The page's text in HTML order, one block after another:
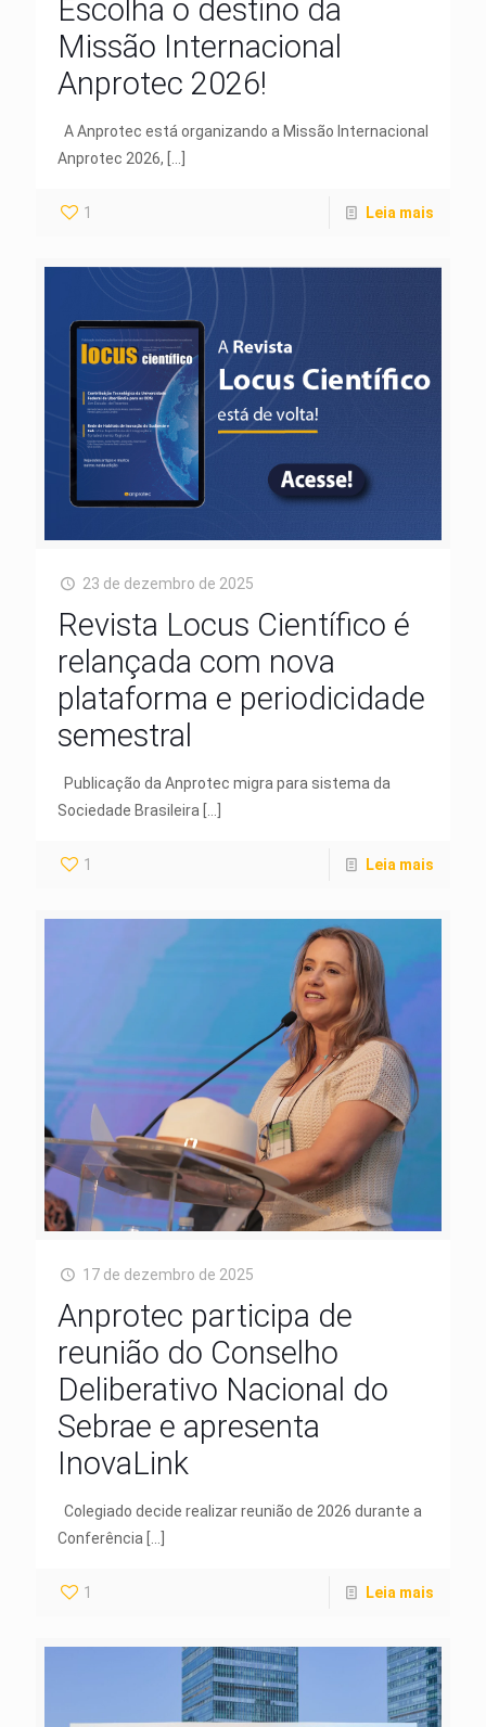
Escolha o destino da
Missão Internacional
Anprotec 2026!
A Anprotec está organizando a Missão Internacional
Anprotec 2026,
1 Leia mais
23 de dezembro de 2025
Revista Locus Científico é
relançada com nova
plataforma e periodicidade
semestral
Publicação da Anprotec migra para sistema da
Sociedade Brasileira
1 Leia mais
17 de dezembro de 2025
Anprotec participa de
reunião do Conselho
Deliberativo Nacional do
Sebrae e apresenta
InovaLink
Colegiado decide realizar reunião de 2026 durante a
Conferência
1 Leia mais